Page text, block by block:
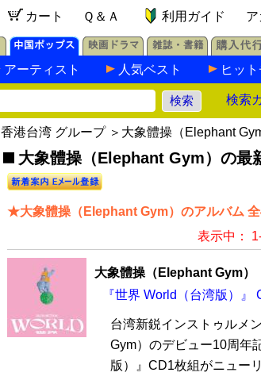
カート Ｑ＆Ａ 利用ガイド ア
アーティスト 人気ベスト ヒッ
検索
香港台湾 グループ＞大象體操（Elephant Gym
大象體操（Elephant Gym）の最
★大象體操（Elephant Gym）のアルバム
表示中：
大象體操（Elephant Gym）
『世界 World（台湾版）』
台湾新鋭インストゥルメ
Gym）のデビュー10周年
版）』CD1枚組がニュー